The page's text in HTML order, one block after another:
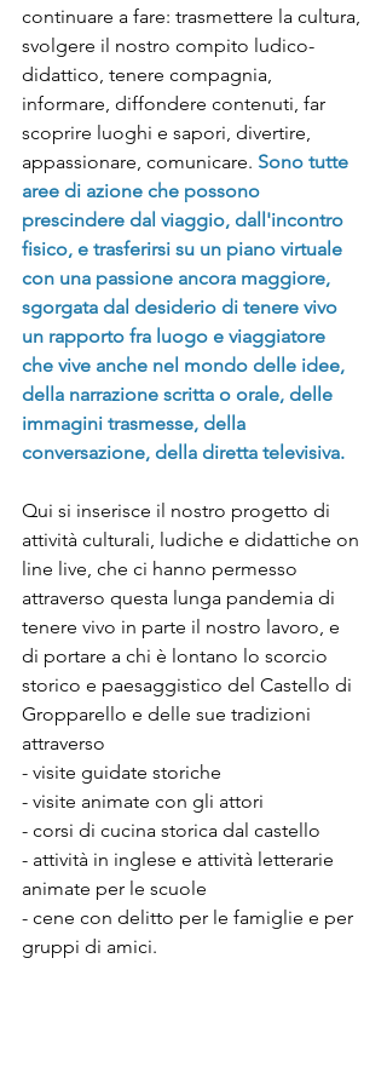
continuare a fare: trasmettere la cultura,
svolgere il nostro compito ludico-
didattico, tenere compagnia,
informare, diffondere contenuti, far
scoprire luoghi e sapori, divertire,
appassionare, comunicare. Sono tutte
aree di azione che possono
prescindere dal viaggio, dall'incontro
fisico, e trasferirsi su un piano virtuale
con una passione ancora maggiore,
sgorgata dal desiderio di tenere vivo
un rapporto fra luogo e viaggiatore
che vive anche nel mondo delle idee,
della narrazione scritta o orale, delle
immagini trasmesse, della
conversazione, della diretta televisiva.
Qui si inserisce il nostro progetto di
attività culturali, ludiche e didattiche on
line live, che ci hanno permesso
attraverso questa lunga pandemia di
tenere vivo in parte il nostro lavoro, e
di portare a chi è lontano lo scorcio
storico e paesaggistico del Castello di
Gropparello e delle sue tradizioni
attraverso
- visite guidate storiche
- visite animate con gli attori
- corsi di cucina storica dal castello
- attività in inglese e attività letterarie
animate per le scuole
- cene con delitto per le famiglie e per
gruppi di amici.